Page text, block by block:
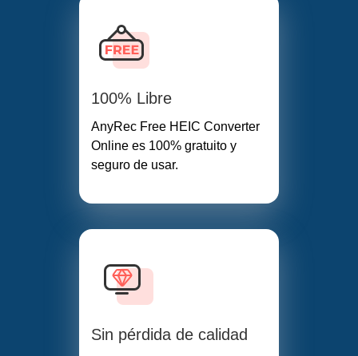
100% Libre
AnyRec Free HEIC Converter
Online es 100% gratuito y
seguro de usar.
Sin pérdida de calidad